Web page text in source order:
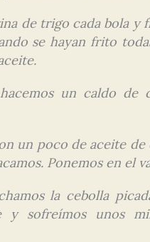
de trigo cada bola
se hayan frito
hacemos un caldo
un poco de aceite
Ponemos en el
la cebolla
y sofreímos unos